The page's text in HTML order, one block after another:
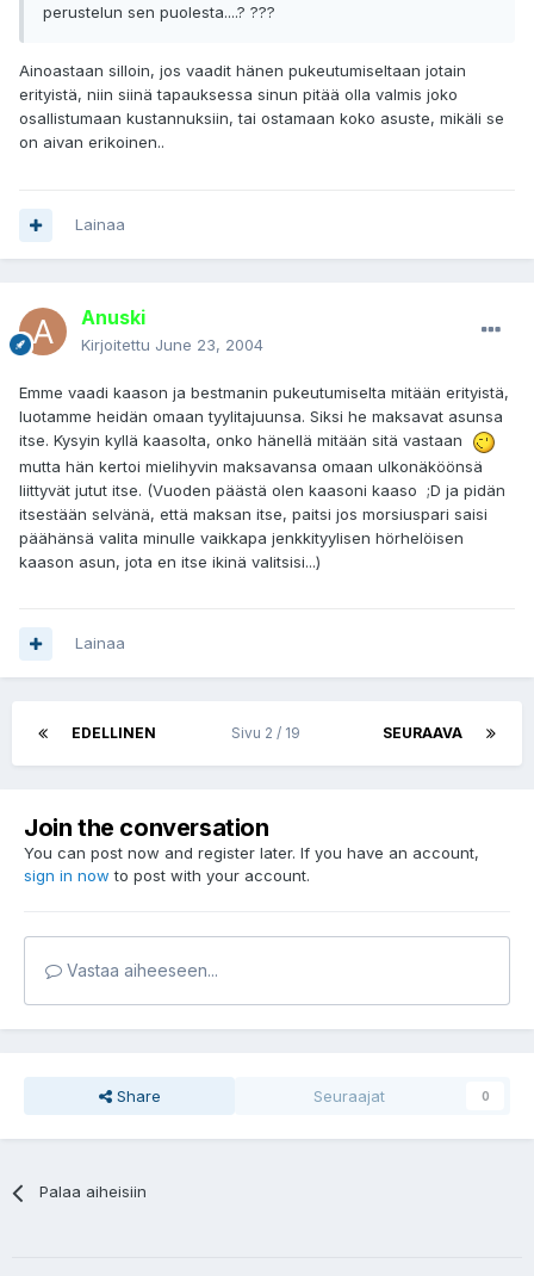
perustelun sen puolesta....? ???
Ainoastaan silloin, jos vaadit hänen pukeutumiseltaan jotain
erityistä, niin siinä tapauksessa sinun pitää olla valmis joko
osallistumaan kustannuksiin, tai ostamaan koko asuste, mikäli se
on aivan erikoinen..
Lainaa
Anuski
Kirjoitettu June 23, 2004
Emme vaadi kaason ja bestmanin pukeutumiselta mitään erityistä,
luotamme heidän omaan tyylitajuunsa. Siksi he maksavat asunsa
itse. Kysyin kyllä kaasolta, onko hänellä mitään sitä vastaan
mutta hän kertoi mielihyvin maksavansa omaan ulkonäköönsä
liittyvät jutut itse. (Vuoden päästä olen kaasoni kaaso ;D ja pidän
itsestään selvänä, että maksan itse, paitsi jos morsiuspari saisi
päähänsä valita minulle vaikkapa jenkkityylisen hörhelöisen
kaason asun, jota en itse ikinä valitsisi...)
Lainaa
EDELLINEN SEURAAVA
Sivu 2 / 19
Join the conversation
You can post now and register later. If you have an account,
sign in now to post with your account.
Vastaa aiheeseen...
Share Seuraajat 0
Palaa aiheisiin